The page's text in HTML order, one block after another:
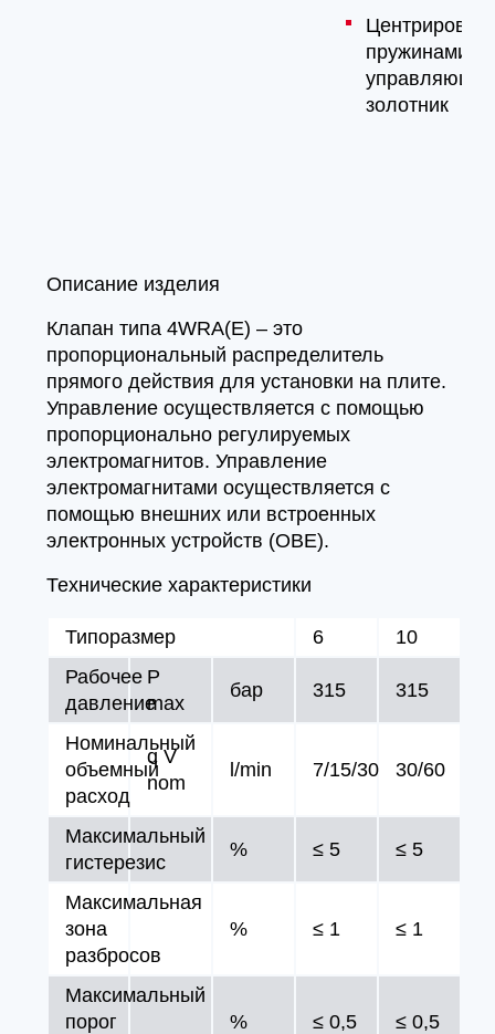
пружинами
золотник
Описание изделия
Клапан типа 4WRA(E) – это
пропорциональный распределитель
прямого действия для установки на плите.
Управление осуществляется с помощью
пропорционально регулируемых
электромагнитов. Управление
электромагнитами осуществляется с
помощью внешних или встроенных
электронных устройств (OBE).
Технические характеристики
Типоразмер 6
10
Рабочее
давление
P
max
бар 315 315
Номинальный
объемный
расход
q V
nom
l/min 7/15/30 30/60
Максимальный
гистерезис
% ≤ 5 ≤ 5
Максимальная
зона
разбросов
% ≤ 1 ≤ 1
Максимальный
порог
% ≤ 0,5 ≤ 0,5